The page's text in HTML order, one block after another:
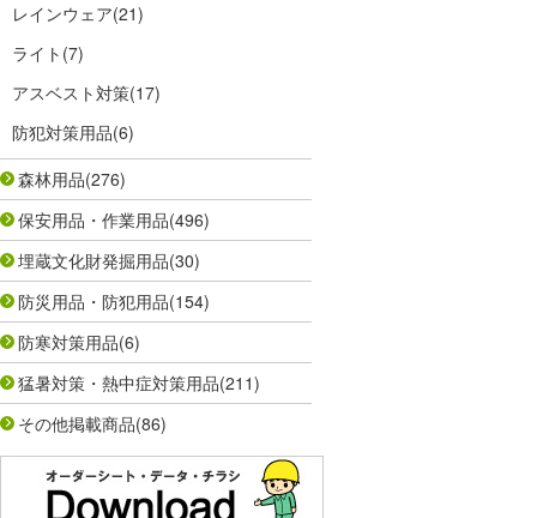
レインウェア(21)
ライト (7)
アスベスト対策(17)
防犯対策用品(6)
森林用品(276)
保安用品・作業用品(496)
埋蔵文化財発掘用品(30)
防災用品・防犯用品(154)
防寒対策用品(6)
猛暑対策・熱中症対策用品(211)
その他掲載商品(86)